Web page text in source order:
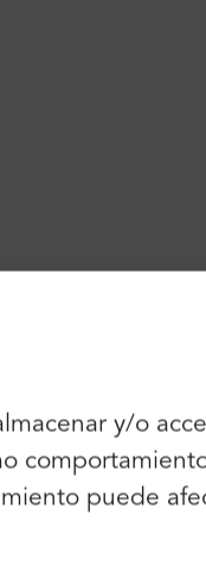
y/o
puede